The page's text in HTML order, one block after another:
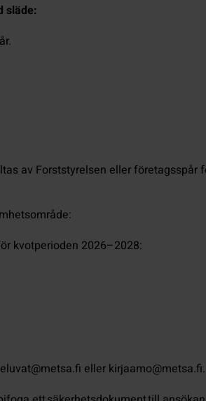
släde:
av Forststyrelsen eller
kvotperioden 2026–2028:
eller kirjaamo@metsa.fi.